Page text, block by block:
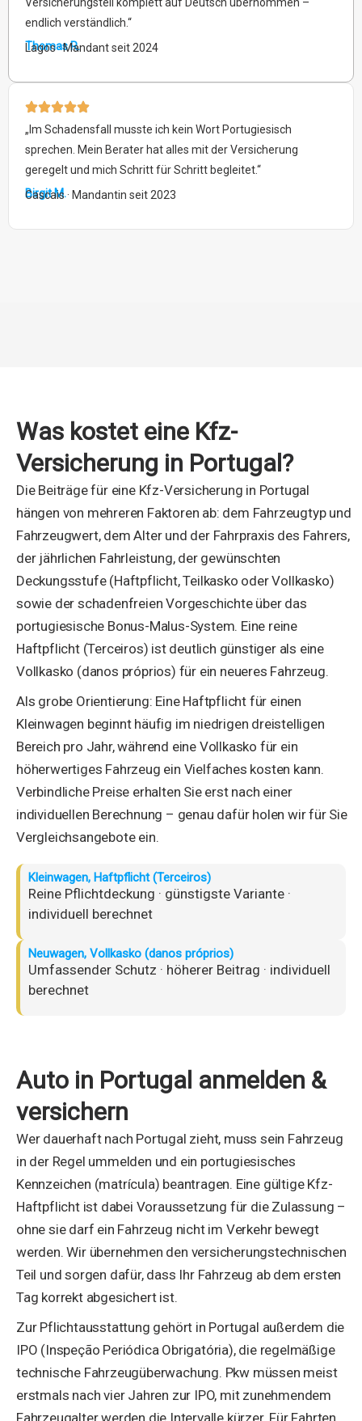
Versicherungsteil komplett auf Deutsch übernommen –
endlich verständlich.“
Thomas R.
Lagos · Mandant seit 2024
„Im Schadensfall musste ich kein Wort Portugiesisch
sprechen. Mein Berater hat alles mit der Versicherung
geregelt und mich Schritt für Schritt begleitet.“
Birgit M.
Cascais · Mandantin seit 2023
Was kostet eine Kfz-
Versicherung in Portugal?
Die Beiträge für eine Kfz-Versicherung in Portugal
hängen von mehreren Faktoren ab: dem Fahrzeugtyp und
Fahrzeugwert, dem Alter und der Fahrpraxis des Fahrers,
der jährlichen Fahrleistung, der gewünschten
Deckungsstufe (Haftpflicht, Teilkasko oder Vollkasko)
sowie der schadenfreien Vorgeschichte über das
portugiesische Bonus-Malus-System. Eine reine
Haftpflicht (Terceiros) ist deutlich günstiger als eine
Vollkasko (danos próprios) für ein neueres Fahrzeug.
Als grobe Orientierung: Eine Haftpflicht für einen
Kleinwagen beginnt häufig im niedrigen dreistelligen
Bereich pro Jahr, während eine Vollkasko für ein
höherwertiges Fahrzeug ein Vielfaches kosten kann.
Verbindliche Preise erhalten Sie erst nach einer
individuellen Berechnung – genau dafür holen wir für Sie
Vergleichsangebote ein.
Kleinwagen, Haftpflicht (Terceiros)
Reine Pflichtdeckung · günstigste Variante ·
individuell berechnet
Neuwagen, Vollkasko (danos próprios)
Umfassender Schutz · höherer Beitrag · individuell
berechnet
Auto in Portugal anmelden &
versichern
Wer dauerhaft nach Portugal zieht, muss sein Fahrzeug
in der Regel ummelden und ein portugiesisches
Kennzeichen (matrícula) beantragen. Eine gültige Kfz-
Haftpflicht ist dabei Voraussetzung für die Zulassung –
ohne sie darf ein Fahrzeug nicht im Verkehr bewegt
werden. Wir übernehmen den versicherungstechnischen
Teil und sorgen dafür, dass Ihr Fahrzeug ab dem ersten
Tag korrekt abgesichert ist.
Zur Pflichtausstattung gehört in Portugal außerdem die
IPO (Inspeção Periódica Obrigatória), die regelmäßige
technische Fahrzeugüberwachung. Pkw müssen meist
erstmals nach vier Jahren zur IPO, mit zunehmendem